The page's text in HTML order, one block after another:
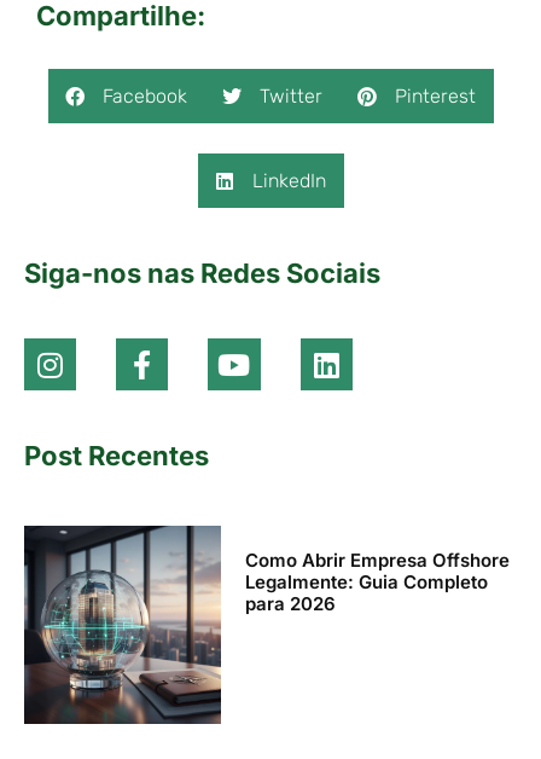
Compartilhe:
Facebook Twitter Pinterest
LinkedIn
Siga-nos nas Redes Sociais
Post Recentes
Como Abrir Empresa Offshore
Legalmente: Guia Completo
para 2026